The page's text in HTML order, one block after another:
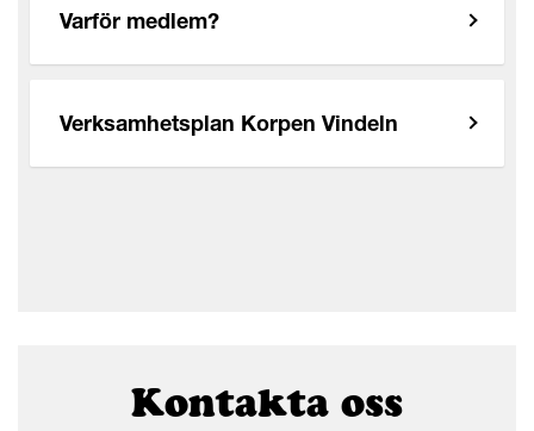
Varför medlem?
Verksamhetsplan Korpen Vindeln
Kontakta oss